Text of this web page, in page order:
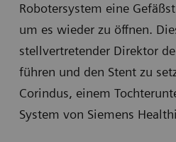
Robotersystem eine
um es wieder zu öffnen.
stellvertretender Direktor
führen und den Stent zu
Corindus, einem
System von Siemens